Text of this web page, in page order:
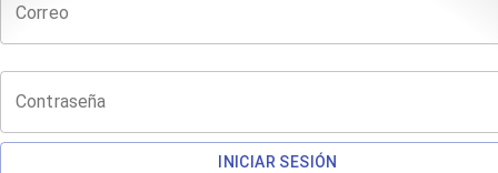
Correo
Contraseña
INICIAR SESIÓN